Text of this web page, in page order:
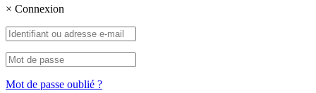
× Connexion
Mot de passe oublié ?